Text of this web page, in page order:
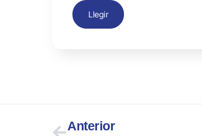
Llegir
Anterior